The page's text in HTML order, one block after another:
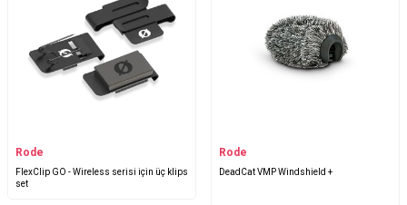
Rode
FlexClip GO - Wireless serisi için üç klips
set
Rode
DeadCat VMP Windshield +